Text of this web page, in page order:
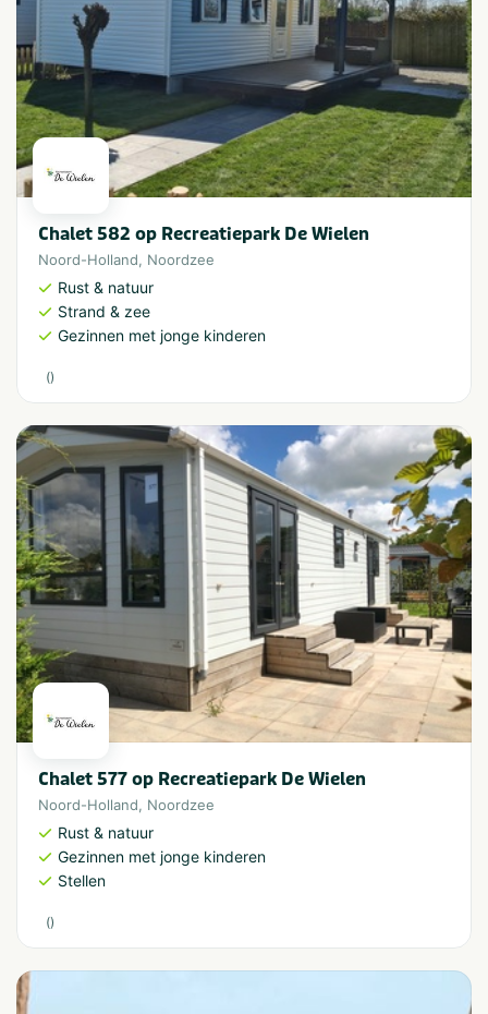
Chalet 582 op Recreatiepark De Wielen
Noord-Holland, Noordzee
Rust & natuur
Strand & zee
Gezinnen met jonge kinderen
()
Chalet 577 op Recreatiepark De Wielen
Noord-Holland, Noordzee
Rust & natuur
Gezinnen met jonge kinderen
Stellen
()